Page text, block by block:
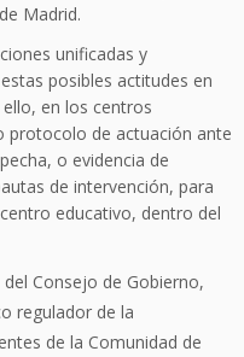
Madrid.
unificadas y
posibles actitudes en
en los centros
protocolo de actuación ante
o evidencia de
de intervención, para
educativo, dentro del
Consejo de Gobierno,
regulador de la
de la Comunidad de